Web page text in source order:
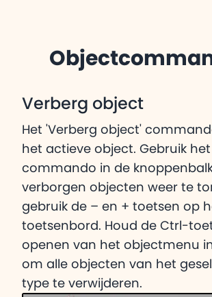
Verberg object
Het 'Verberg object'
het actieve object. Gebruik het
commando in de
verborgen objecten weer te
gebruik de – en + toetsen op
toetsenbord. Houd de Ctrl-
openen van het objectmenu
om alle objecten van het
type te verwijderen.